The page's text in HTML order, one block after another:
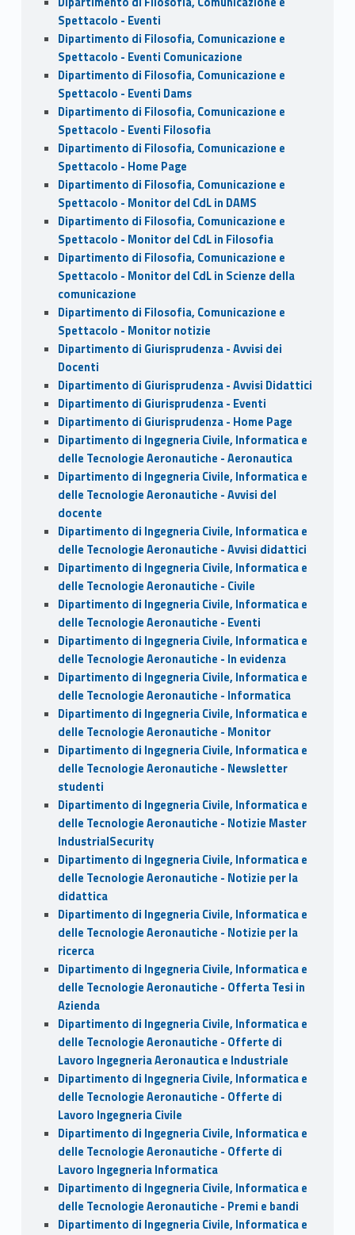
Spettacolo - Eventi
Dipartimento di Filosofia, Comunicazione e
Spettacolo - Eventi Comunicazione
Dipartimento di Filosofia, Comunicazione e
Spettacolo - Eventi Dams
Dipartimento di Filosofia, Comunicazione e
Spettacolo - Eventi Filosofia
Dipartimento di Filosofia, Comunicazione e
Spettacolo - Home Page
Dipartimento di Filosofia, Comunicazione e
Spettacolo - Monitor del CdL in DAMS
Dipartimento di Filosofia, Comunicazione e
Spettacolo - Monitor del CdL in Filosofia
Dipartimento di Filosofia, Comunicazione e
Spettacolo - Monitor del CdL in Scienze della
comunicazione
Dipartimento di Filosofia, Comunicazione e
Spettacolo - Monitor notizie
Dipartimento di Giurisprudenza - Avvisi dei
Docenti
Dipartimento di Giurisprudenza - Avvisi Didattici
Dipartimento di Giurisprudenza - Eventi
Dipartimento di Giurisprudenza - Home Page
Dipartimento di Ingegneria Civile, Informatica e
delle Tecnologie Aeronautiche - Aeronautica
Dipartimento di Ingegneria Civile, Informatica e
delle Tecnologie Aeronautiche - Avvisi del
docente
Dipartimento di Ingegneria Civile, Informatica e
delle Tecnologie Aeronautiche - Avvisi didattici
Dipartimento di Ingegneria Civile, Informatica e
delle Tecnologie Aeronautiche - Civile
Dipartimento di Ingegneria Civile, Informatica e
delle Tecnologie Aeronautiche - Eventi
Dipartimento di Ingegneria Civile, Informatica e
delle Tecnologie Aeronautiche - In evidenza
Dipartimento di Ingegneria Civile, Informatica e
delle Tecnologie Aeronautiche - Informatica
Dipartimento di Ingegneria Civile, Informatica e
delle Tecnologie Aeronautiche - Monitor
Dipartimento di Ingegneria Civile, Informatica e
delle Tecnologie Aeronautiche - Newsletter
studenti
Dipartimento di Ingegneria Civile, Informatica e
delle Tecnologie Aeronautiche - Notizie Master
IndustrialSecurity
Dipartimento di Ingegneria Civile, Informatica e
delle Tecnologie Aeronautiche - Notizie per la
didattica
Dipartimento di Ingegneria Civile, Informatica e
delle Tecnologie Aeronautiche - Notizie per la
ricerca
Dipartimento di Ingegneria Civile, Informatica e
delle Tecnologie Aeronautiche - Offerta Tesi in
Azienda
Dipartimento di Ingegneria Civile, Informatica e
delle Tecnologie Aeronautiche - Offerte di
Lavoro Ingegneria Aeronautica e Industriale
Dipartimento di Ingegneria Civile, Informatica e
delle Tecnologie Aeronautiche - Offerte di
Lavoro Ingegneria Civile
Dipartimento di Ingegneria Civile, Informatica e
delle Tecnologie Aeronautiche - Offerte di
Lavoro Ingegneria Informatica
Dipartimento di Ingegneria Civile, Informatica e
delle Tecnologie Aeronautiche - Premi e bandi
Dipartimento di Ingegneria Civile, Informatica e